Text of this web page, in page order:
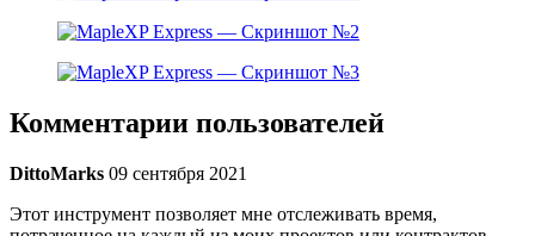
Комментарии пользователей
DittoMarks 09 сентября 2021
Этот инструмент позволяет мне отслеживать время,